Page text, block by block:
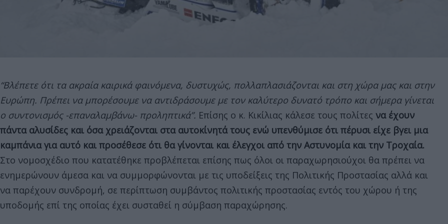
“Βλέπετε ότι τα ακραία καιρικά φαινόμενα, δυστυχώς, πολλαπλασιάζονται και στη χώρα μας και στην
Ευρώπη. Πρέπει να μπορέσουμε να αντιδράσουμε με τον καλύτερο δυνατό τρόπο και σήμερα γίνεται
ο συντονισμός -επαναλαμβάνω- προληπτικά”. Επίσης o κ. Κικίλιας κάλεσε τους πολίτες να έχουν
πάντα αλυσίδες και όσα χρειάζονται στα αυτοκίνητά τους ενώ υπενθύμισε ότι πέρυσι είχε βγει μια
καμπάνια για αυτό και προσέθεσε ότι θα γίνονται και έλεγχοι από την Αστυνομία και την Τροχαία.
Στο νομοσχέδιο που κατατέθηκε προβλέπεται επίσης πως όλοι οι παραχωρησιούχοι θα πρέπει να
ενημερώνουν άμεσα και να συμμορφώνονται με τις υποδείξεις της Πολιτικής Προστασίας αλλά και
να παρέχουν συνδρομή, σε περίπτωση συμβάντος πολιτικής προστασίας εντός του χώρου ή της
υποδομής επί της οποίας έχει συσταθεί η σύμβαση παραχώρησης.